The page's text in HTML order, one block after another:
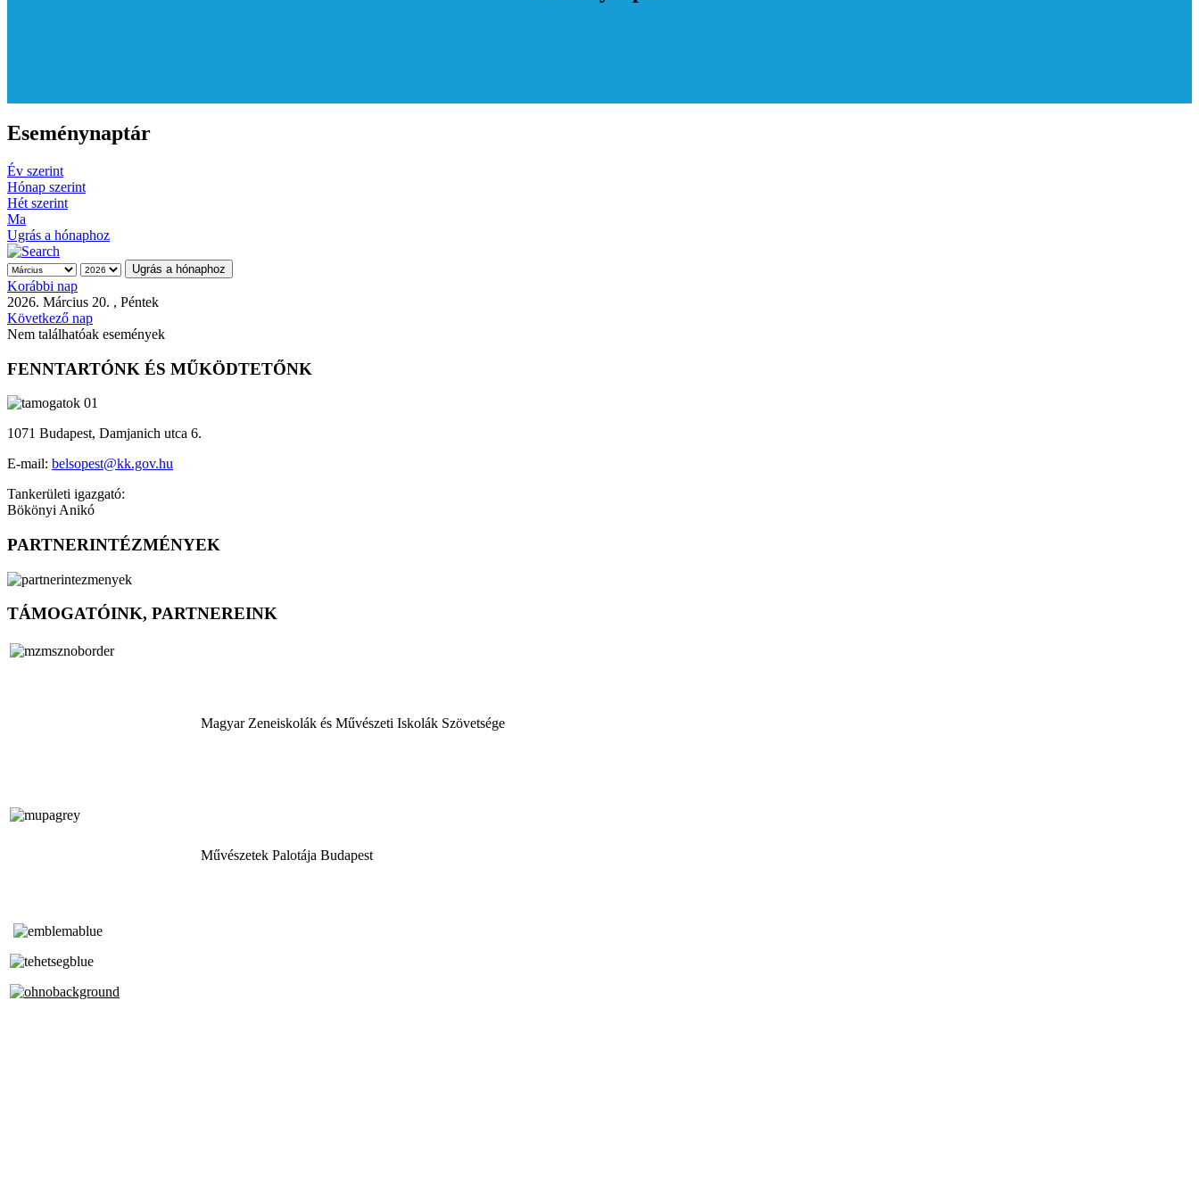
Eseménynaptár
Év szerint
Hónap szerint
Hét szerint
Ma
Ugrás a hónaphoz
Ugrás a hónaphoz
Korábbi nap
2026. Március 20. , Péntek
Következő nap
Nem találhatóak események
FENNTARTÓNK ÉS MŰKÖDTETŐNK
1071 Budapest, Damjanich utca 6.
E-mail: belsopest@kk.gov.hu
Tankerületi igazgató:
Bökönyi Anikó
PARTNERINTÉZMÉNYEK
TÁMOGATÓINK, PARTNEREINK
Magyar Zeneiskolák és Művészeti Iskolák Szövetsége
Művészetek Palotája Budapest